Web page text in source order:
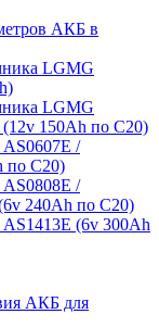
АКБ в
LGMG
LGMG
(12v 150Ah по С20)
/
по С20)
/
240Ah по С20)
(6v 300Ah
АКБ для